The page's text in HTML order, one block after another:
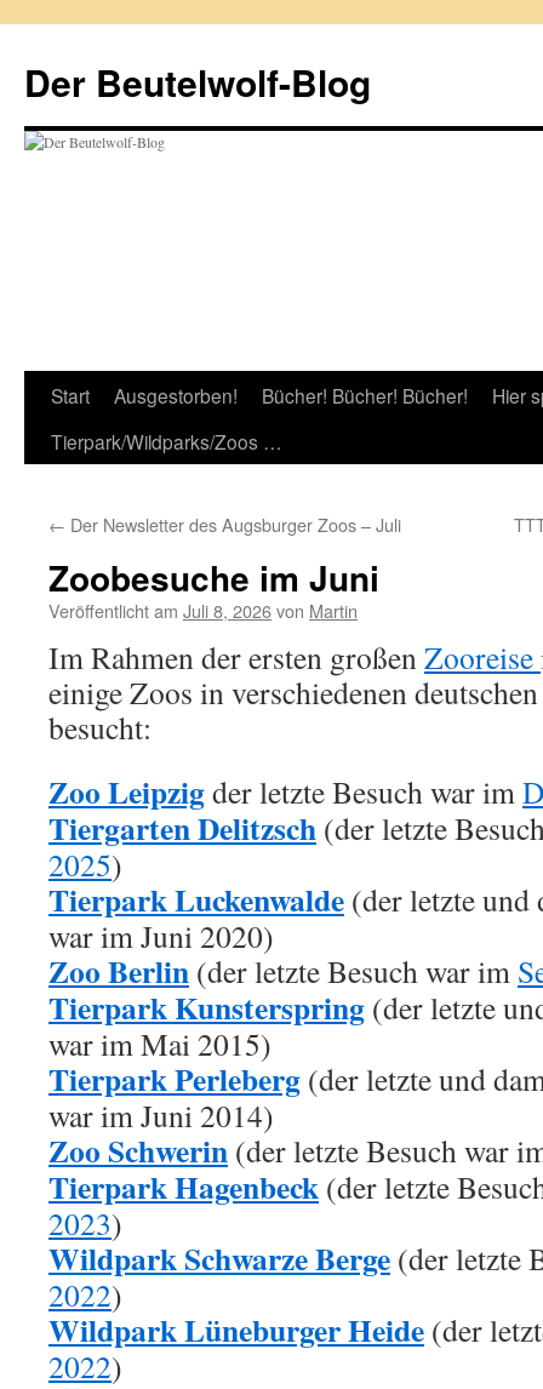
springen
Der Beutelwolf-Blog
Start Ausgestorben! Bücher! Bücher! Bücher!
Hier
Tierpark/Wildparks/Zoos …
← Der Newsletter des Augsburger Zoos – Juli
Zoobesuche im Juni
Veröffentlicht am Juli 8, 2026von Martin
Im Rahmen der ersten großenZooreise
einige Zoos in verschiedenen
besucht:
Zoo Leipzigder letzte Besuch war im
Tiergarten Delitzsch (der letzte
2025)
Tierpark Luckenwalde (der letzte und
war im Juni 2020)
Zoo Berlin (der letzte Besuch war im
Tierpark Kunsterspring (der letzte
war im Mai 2015)
Tierpark Perleberg (der letzte und
war im Juni 2014)
Zoo Schwerin (der letzte Besuch war
Tierpark Hagenbeck (der letzte
2023)
Wildpark Schwarze Berge (der letzte
2022)
Wildpark Lüneburger Heide (der
2022)